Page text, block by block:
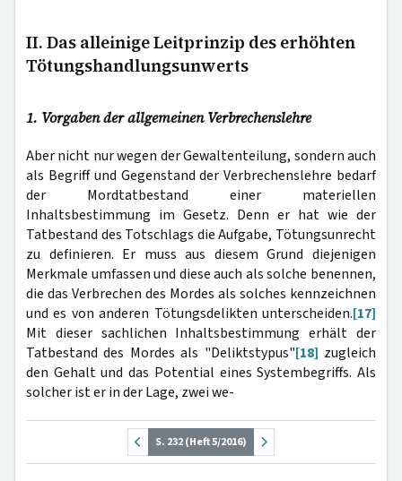
II. Das alleinige Leitprinzip des erhöhten
Tötungshandlungsunwerts
1. Vorgaben der allgemeinen Verbrechenslehre
Aber nicht nur wegen der Gewaltenteilung, sondern auch
als Begriff und Gegenstand der Verbrechenslehre bedarf
der Mordtatbestand einer materiellen
Inhaltsbestimmung im Gesetz. Denn er hat wie der
Tatbestand des Totschlags die Aufgabe, Tötungsunrecht
zu definieren. Er muss aus diesem Grund diejenigen
Merkmale umfassen und diese auch als solche benennen,
die das Verbrechen des Mordes als solches kennzeichnen
und es von anderen Tötungsdelikten unterscheiden.[17]
Mit dieser sachlichen Inhaltsbestimmung erhält der
Tatbestand des Mordes als "Deliktstypus"[18] zugleich
den Gehalt und das Potential eines Systembegriffs. Als
solcher ist er in der Lage, zwei we-
S. 232 (Heft 5/2016)